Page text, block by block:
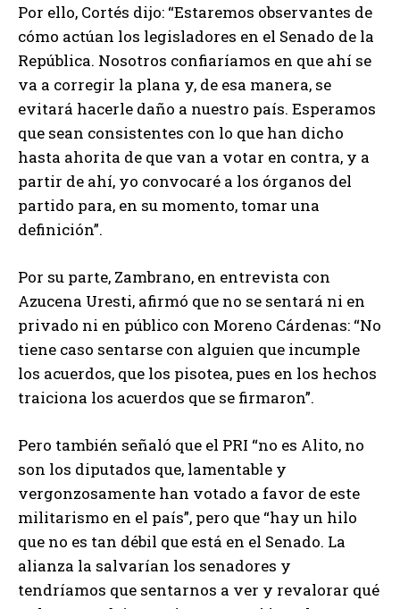
Por ello, Cortés dijo: “Estaremos observantes de
cómo actúan los legisladores en el Senado de la
República. Nosotros confiaríamos en que ahí se
va a corregir la plana y, de esa manera, se
evitará hacerle daño a nuestro país. Esperamos
que sean consistentes con lo que han dicho
hasta ahorita de que van a votar en contra, y a
partir de ahí, yo convocaré a los órganos del
partido para, en su momento, tomar una
definición”.
Por su parte, Zambrano, en entrevista con
Azucena Uresti, afirmó que no se sentará ni en
privado ni en público con Moreno Cárdenas: “No
tiene caso sentarse con alguien que incumple
los acuerdos, que los pisotea, pues en los hechos
traiciona los acuerdos que se firmaron”.
Pero también señaló que el PRI “no es Alito, no
son los diputados que, lamentable y
vergonzosamente han votado a favor de este
militarismo en el país”, pero que “hay un hilo
que no es tan débil que está en el Senado. La
alianza la salvarían los senadores y
tendríamos que sentarnos a ver y revalorar qué